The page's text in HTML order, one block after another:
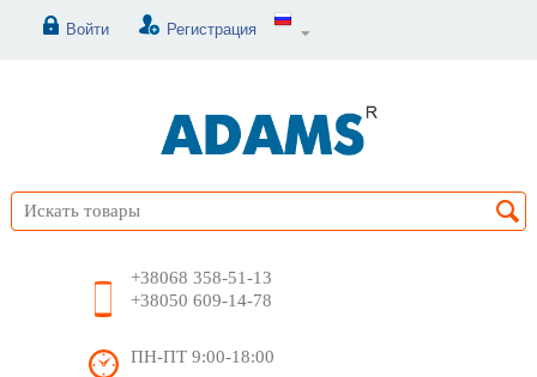
Войти Регистрация
+38068 358-51-13
+38050 609-14-78
ПН-ПТ 9:00-18:00